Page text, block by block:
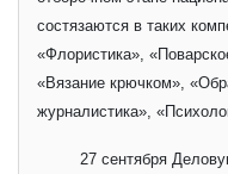
состязаются в таких
«Флористика»,
«Вязание крючком»,
журналистика»,
27 сентября Деловую